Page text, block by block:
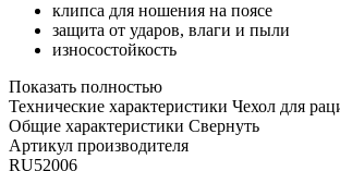
клипса для ношения на поясе
защита от ударов, влаги и пыли
износостойкость
Показать полностью
Технические характеристики Чехол для
Общие характеристики Свернуть
Артикул производителя
RU52006